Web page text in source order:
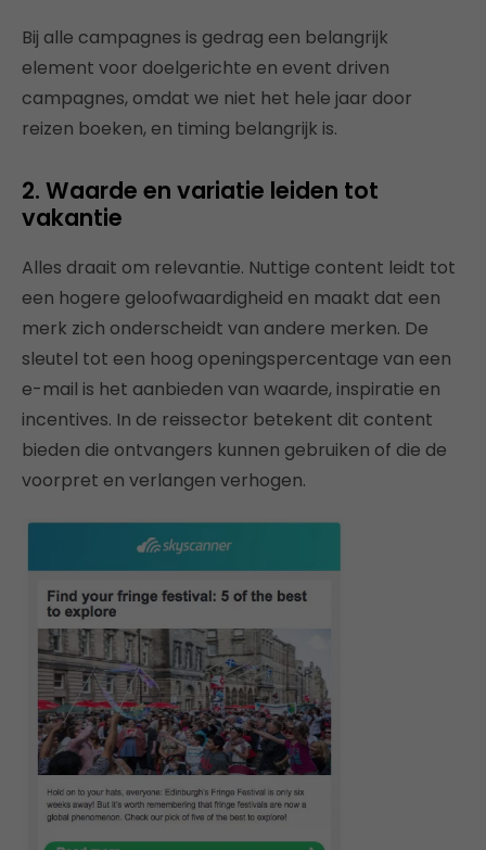
Bij alle campagnes is gedrag een belangrijk
element voor doelgerichte en event driven
campagnes, omdat we niet het hele jaar door
reizen boeken, en timing belangrijk is.
2. Waarde en variatie leiden tot
vakantie
Alles draait om relevantie. Nuttige content leidt tot
een hogere geloofwaardigheid en maakt dat een
merk zich onderscheidt van andere merken. De
sleutel tot een hoog openingspercentage van een
e-mail is het aanbieden van waarde, inspiratie en
incentives. In de reissector betekent dit content
bieden die ontvangers kunnen gebruiken of die de
voorpret en verlangen verhogen.